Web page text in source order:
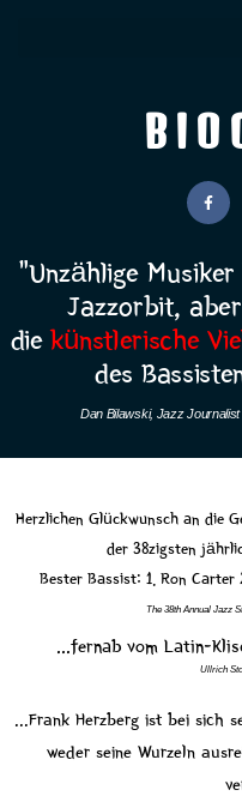
“Unzählige
Jazzorbit,
diekünstlerische
des
Dan Bilawski, Jazz
Herzlichen Glückwunsch an die
der 38zigsten
Bester Bassist: 1. Ron Carter
The 38th Annual Jazz
...fernab vom Latin-
Ullrich
...Frank Herzberg ist bei sich
weder seine Wurzeln